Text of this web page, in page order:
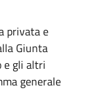
privata e
Giunta
e gli altri
generale